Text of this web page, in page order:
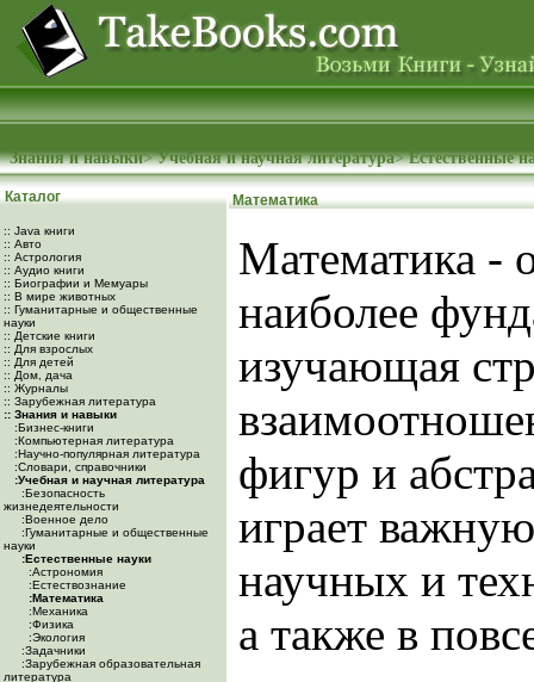
Знания и навыки>Учебная и научная литература>Естественные
Каталог
:: Java книги
:: Авто
:: Астрология
:: Аудио книги
:: Биографии и Мемуары
:: В мире животных
:: Гуманитарные и общественные
науки
:: Детские книги
:: Для взрослых
:: Для детей
:: Дом, дача
:: Журналы
:: Зарубежная литература
:: Знания и навыки
:Бизнес-книги
:Компьютерная литература
:Научно-популярная литература
:Словари, справочники
:Учебная и научная литература
:Безопасность
жизнедеятельности
:Военное дело
:Гуманитарные и общественные
науки
:Естественные науки
:Астрономия
:Естествознание
:Математика
:Механика
:Физика
:Экология
:Задачники
:Зарубежная образовательная
литература
Математика
Математика -
наиболее
изучающая
фигур и
играет
научных и
а также в